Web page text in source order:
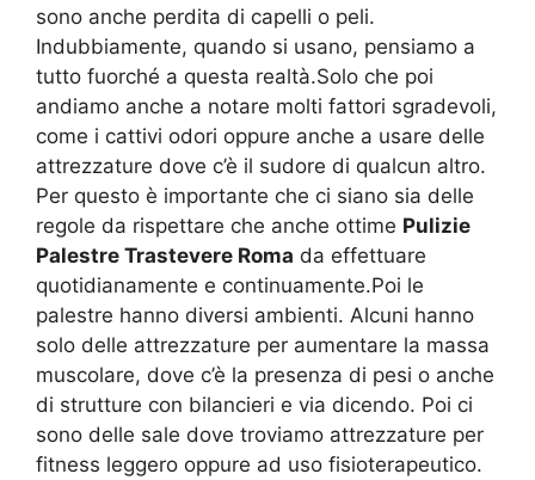
sono anche perdita di capelli o peli.
Indubbiamente, quando si usano, pensiamo a
tutto fuorché a questa realtà.Solo che poi
andiamo anche a notare molti fattori sgradevoli,
come i cattivi odori oppure anche a usare delle
attrezzature dove c’è il sudore di qualcun altro.
Per questo è importante che ci siano sia delle
regole da rispettare che anche ottime Pulizie
Palestre Trastevere Roma da effettuare
quotidianamente e continuamente.Poi le
palestre hanno diversi ambienti. Alcuni hanno
solo delle attrezzature per aumentare la massa
muscolare, dove c’è la presenza di pesi o anche
di strutture con bilancieri e via dicendo. Poi ci
sono delle sale dove troviamo attrezzature per
fitness leggero oppure ad uso fisioterapeutico.